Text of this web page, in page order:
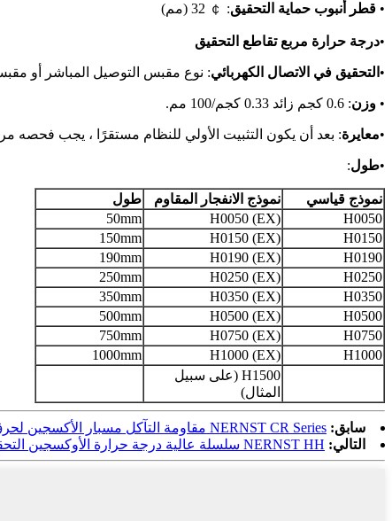
• قطر أنبوب حماية التحقيق: ￠ 32 (مم)
•درجة حرارة مربع تقاطع التحقيق
• التحقيق في الاتصال الكهربائي: نوع مقبس التوصيل المباشر أو
• وزن: 0.6 كجم زائد 0.33 كجم/100 مم.
•معايرة: بعد أن يكون التثبيت الأولي للنظام مستقرًا ، يجب فحصه
•طول:
نموذج قياسي نموذج الانفجار المقاوم
طول
H0050
H0050 (EX)
50mm
H0150
H0150 (EX)
150mm
H0190
H0190 (EX)
190mm
H0250
H0250 (EX)
250mm
H0350
H0350 (EX)
350mm
H0500
H0500 (EX)
500mm
H0750
H0750 (EX)
750mm
H1000
H1000 (EX)
1000mm
H1500 (على سبيل
المثال)
سابق: NERNST CR Series مقاومة التآكل مسبار الأكسجين لحرق النفايات
التالي: NERNST HH سلسلة عالية درجة حرارة الأوكسجين التحقيق